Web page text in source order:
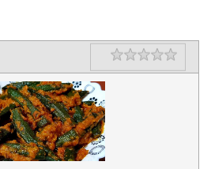
Rating